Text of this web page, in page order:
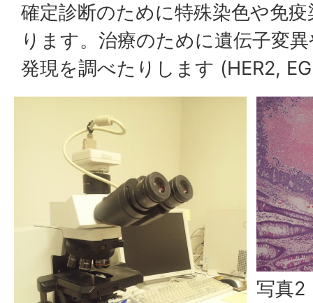
確定診断のために特殊染色や免
ります。治療のために遺伝子変
発現を調べたりします (HER2,
写真2